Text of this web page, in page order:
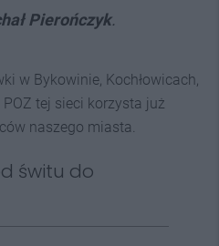
Pierończyk.
w Bykowinie, Kochłowicach,
tej sieci korzysta już
naszego miasta.
świtu do